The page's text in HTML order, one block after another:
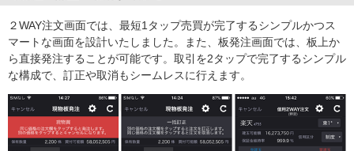
２WAY注文画面では、最短1タップ売買が完了するシンプルかつス
マートな画面を設計いたしました。また、板発注画面では、板上か
ら直接発注することが可能です。取引を2タップで完了するシンプル
な構成で、訂正や取消もシームレスに行えます。